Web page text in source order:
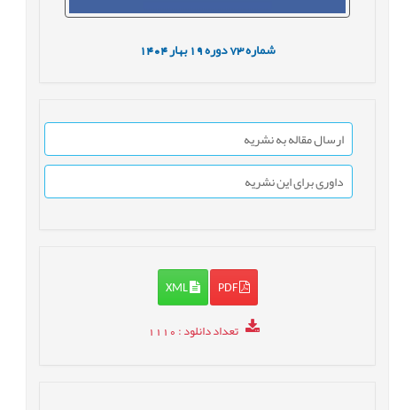
شماره73 دوره19 بهار1404
ارسال مقاله به نشریه
داوری برای این نشریه
PDF
XML
تعداد دانلود: 1110